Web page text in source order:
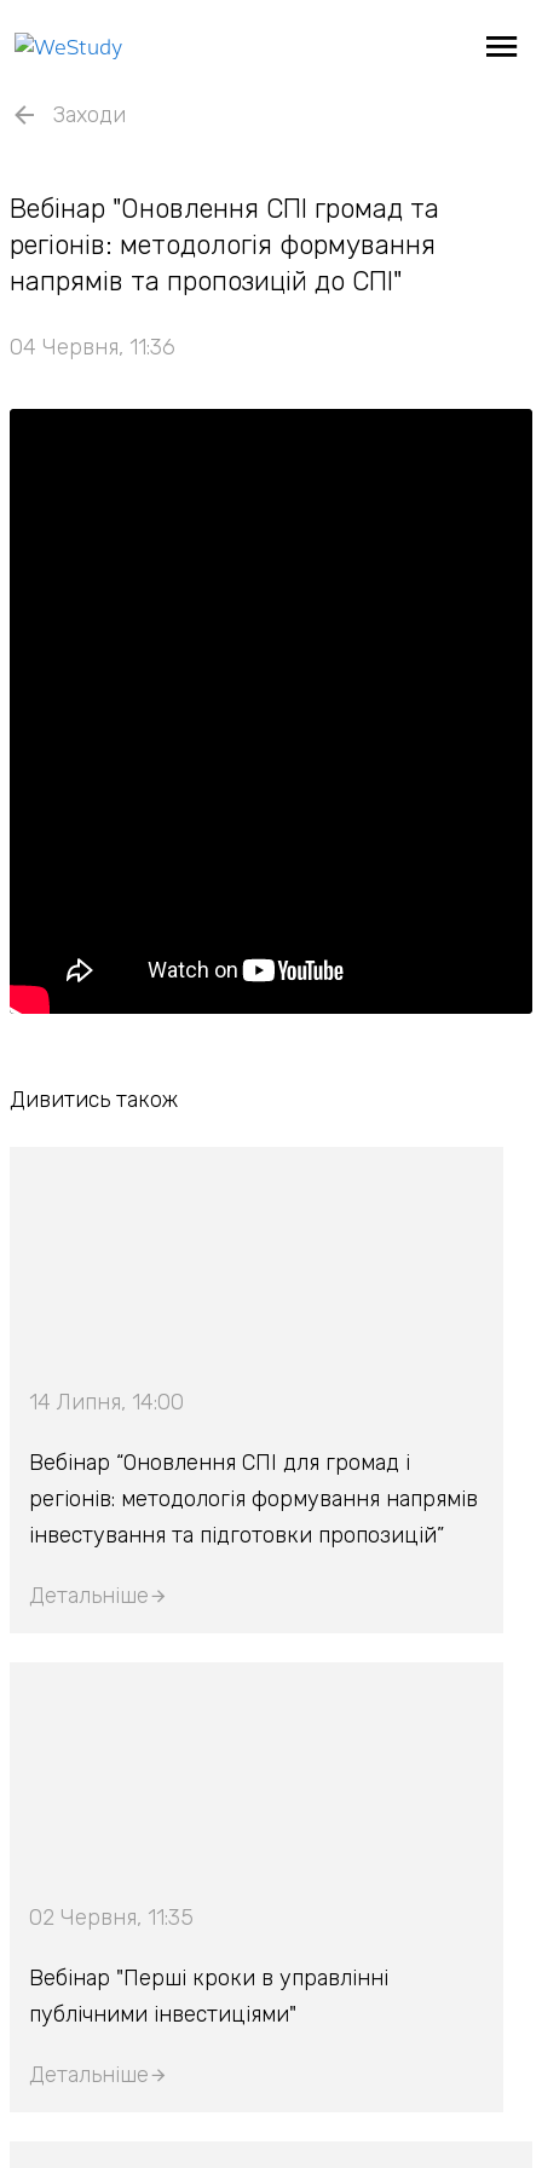
Заходи
Вебінар "Оновлення СПІ громад та
регіонів: методологія формування
напрямів та пропозицій до СПІ"
04 Червня, 11:36
Дивитись також
14 Липня, 14:00
Вебінар “Оновлення СПІ для громад і
регіонів: методологія формування напрямів
інвестування та підготовки пропозицій”
Детальніше
02 Червня, 11:35
Вебінар "Перші кроки в управлінні
публічними інвестиціями"
Детальніше